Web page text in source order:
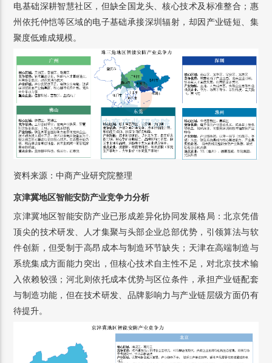
电基础深耕智慧社区，但缺全国龙头、核心技术及标准整合；惠
州依托仲恺等区域的电子基础承接深圳辐射，却因产业链短、集
聚度低难成规模。
资料来源：中商产业研究院整理
京津冀地区智能安防产业竞争力分析
京津冀地区智能安防产业已形成差异化协同发展格局：北京凭借
顶尖的技术研发、人才集聚与头部企业总部优势，引领算法与软
件创新，但受制于高昂成本与制造环节缺失；天津在高端制造与
系统集成方面能力突出，但核心技术自主性不足，对北京技术输
入依赖较强；河北则依托成本优势与区位条件，承担产业链配套
与制造功能，但在技术研发、品牌影响力与产业链层级方面仍有
待提升。